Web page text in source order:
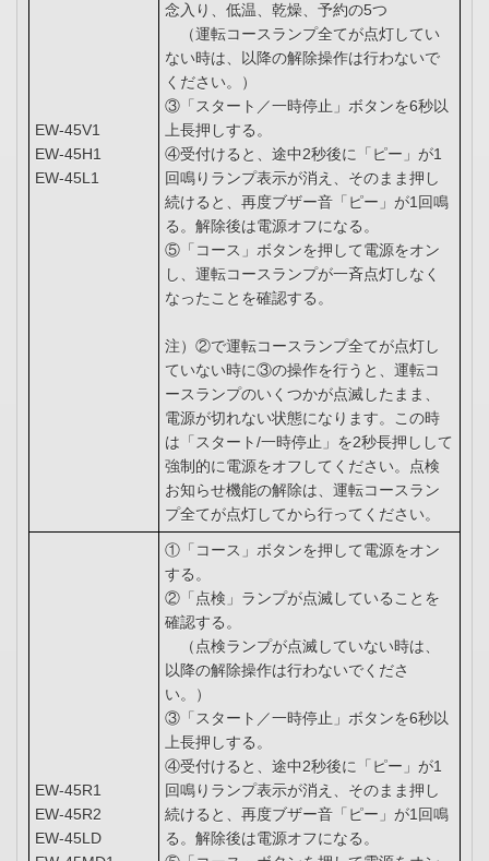
EW-45V1
EW-45H1
EW-45L1
念入り、低温、乾燥、予約の5つ
（運転コースランプ全てが点灯してい
ない時は、以降の解除操作は行わないで
ください。）
③「スタート／一時停止」ボタンを6秒以
上長押しする。
④受付けると、途中2秒後に「ピー」が1
回鳴りランプ表示が消え、そのまま押し
続けると、再度ブザー音「ピー」が1回鳴
る。解除後は電源オフになる。
⑤「コース」ボタンを押して電源をオン
し、運転コースランプが一斉点灯しなく
なったことを確認する。
注）②で運転コースランプ全てが点灯し
ていない時に③の操作を行うと、運転コ
ースランプのいくつかが点滅したまま、
電源が切れない状態になります。この時
は「スタート/一時停止」を2秒長押しして
強制的に電源をオフしてください。点検
お知らせ機能の解除は、運転コースラン
プ全てが点灯してから行ってください。
EW-45R1
EW-45R2
EW-45LD
①「コース」ボタンを押して電源をオン
する。
②「点検」ランプが点滅していることを
確認する。
（点検ランプが点滅していない時は、
以降の解除操作は行わないでくださ
い。）
③「スタート／一時停止」ボタンを6秒以
上長押しする。
④受付けると、途中2秒後に「ピー」が1
回鳴りランプ表示が消え、そのまま押し
続けると、再度ブザー音「ピー」が1回鳴
る。解除後は電源オフになる。